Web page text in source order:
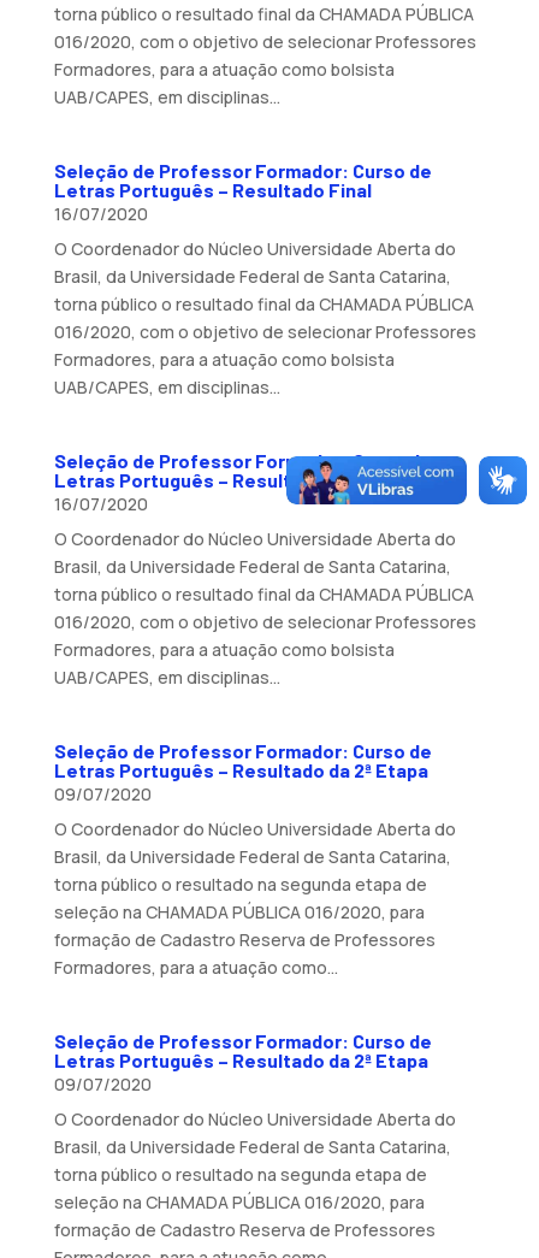
torna público o resultado final da CHAMADA PÚBLICA
016/2020, com o objetivo de selecionar Professores
Formadores, para a atuação como bolsista
UAB/CAPES, em disciplinas...
Seleção de Professor Formador: Curso de
Letras Português – Resultado Final
16/07/2020
O Coordenador do Núcleo Universidade Aberta do
Brasil, da Universidade Federal de Santa Catarina,
torna público o resultado final da CHAMADA PÚBLICA
016/2020, com o objetivo de selecionar Professores
Formadores, para a atuação como bolsista
UAB/CAPES, em disciplinas...
Seleção de Professor Formador: Curso de
Letras Português – Resultado Final
16/07/2020
O Coordenador do Núcleo Universidade Aberta do
Brasil, da Universidade Federal de Santa Catarina,
torna público o resultado final da CHAMADA PÚBLICA
016/2020, com o objetivo de selecionar Professores
Formadores, para a atuação como bolsista
UAB/CAPES, em disciplinas...
Seleção de Professor Formador: Curso de
Letras Português – Resultado da 2ª Etapa
09/07/2020
O Coordenador do Núcleo Universidade Aberta do
Brasil, da Universidade Federal de Santa Catarina,
torna público o resultado na segunda etapa de
seleção na CHAMADA PÚBLICA 016/2020, para
formação de Cadastro Reserva de Professores
Formadores, para a atuação como...
Seleção de Professor Formador: Curso de
Letras Português – Resultado da 2ª Etapa
09/07/2020
O Coordenador do Núcleo Universidade Aberta do
Brasil, da Universidade Federal de Santa Catarina,
torna público o resultado na segunda etapa de
seleção na CHAMADA PÚBLICA 016/2020, para
formação de Cadastro Reserva de Professores